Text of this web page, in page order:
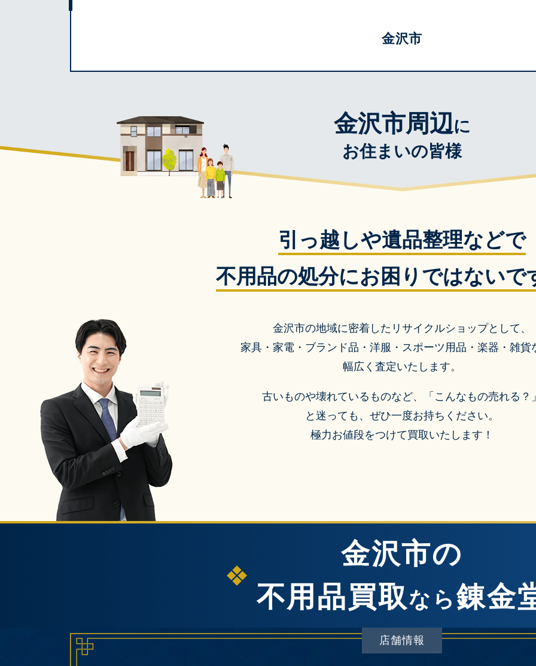
金沢市
金沢市周辺に
お住まいの皆様
引っ越しや遺品整理などで
不用品の処分にお困りではないで
金沢市の地域に密着したリサイクルショップとして、
家具・家電・ブランド品・洋服・スポーツ用品・楽器・雑貨
幅広く査定いたします。
古いものや壊れているものなど、「こんなもの売れる？
と迷っても、ぜひ一度お持ちください。
極力お値段をつけて買取いたします！
金沢市の
不用品買取なら錬金
店舗情報